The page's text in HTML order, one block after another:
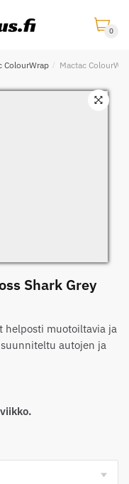
0
ColourWrap / Mactac
Shark Grey
helposti muotoiltavia ja
autojen ja